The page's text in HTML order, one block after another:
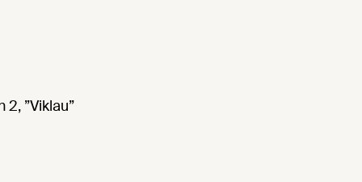
”Viklau”